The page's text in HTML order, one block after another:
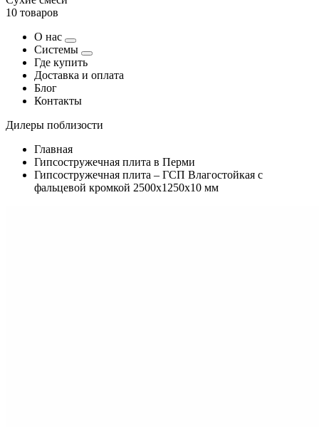
10 товаров
О нас
Системы
Где купить
Доставка и оплата
Блог
Контакты
Дилеры поблизости
Главная
Гипсостружечная плита в Перми
Гипсостружечная плита – ГСП Влагостойкая с
фальцевой кромкой 2500х1250х10 мм